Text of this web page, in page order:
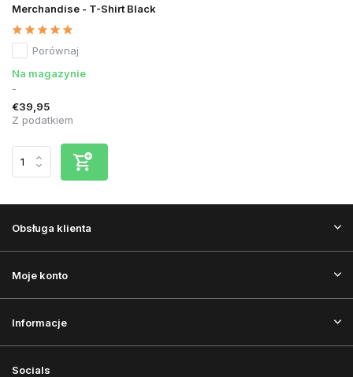
Merchandise - T-Shirt Black
Porównaj
Na magazynie
-
€39,95
Z podatkiem
Obsługa klienta
Moje konto
Informacje
Socials